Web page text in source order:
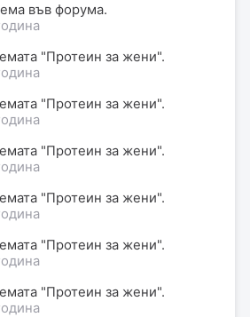
във форума.
"Протеин за жени".
"Протеин за жени".
"Протеин за жени".
"Протеин за жени".
"Протеин за жени".
"Протеин за жени".